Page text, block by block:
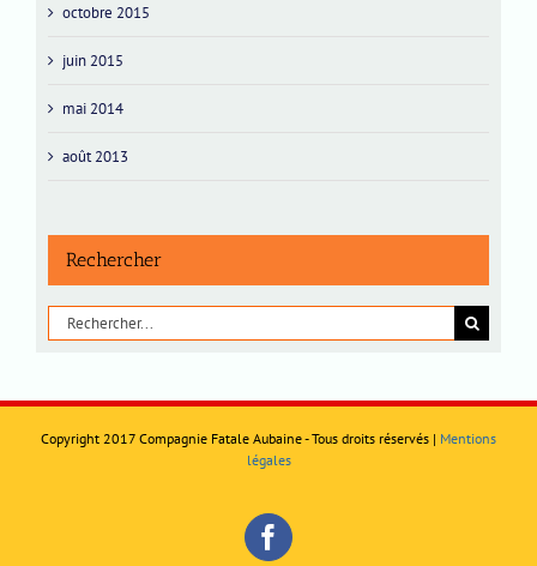
octobre 2015
juin 2015
mai 2014
août 2013
Rechercher
Rechercher:
Copyright 2017 Compagnie Fatale Aubaine - Tous droits réservés | Mentions
légales
Facebook